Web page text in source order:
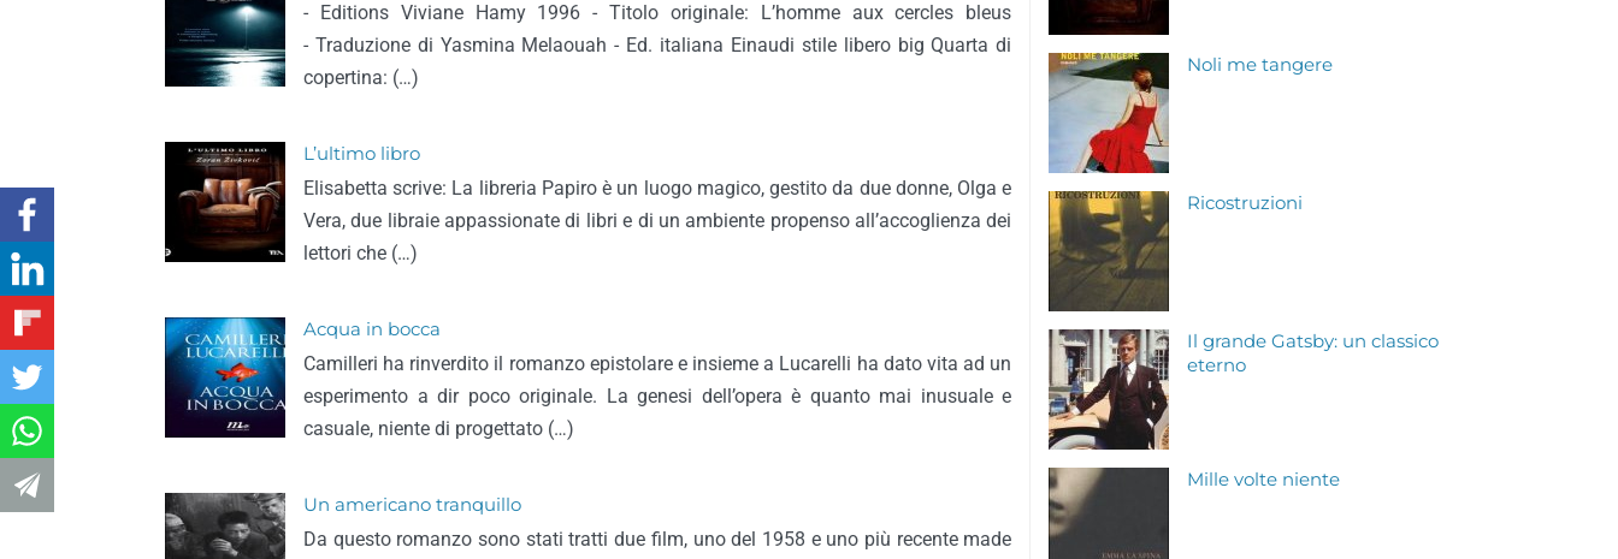
- Editions Viviane Hamy 1996 - Titolo originale: L’homme aux cercles bleus
- Traduzione di Yasmina Melaouah - Ed. italiana Einaudi stile libero big Quarta di
copertina: (…)
L’ultimo libro
Elisabetta scrive: La libreria Papiro è un luogo magico, gestito da due donne, Olga e
Vera, due libraie appassionate di libri e di un ambiente propenso all’accoglienza dei
lettori che (…)
Acqua in bocca
Camilleri ha rinverdito il romanzo epistolare e insieme a Lucarelli ha dato vita ad un
esperimento a dir poco originale. La genesi dell’opera è quanto mai inusuale e
casuale, niente di progettato (…)
Un americano tranquillo
Da questo romanzo sono stati tratti due film, uno del 1958 e uno più recente made
Noli me tangere
Ricostruzioni
Il grande Gatsby: un classico
eterno
Mille volte niente